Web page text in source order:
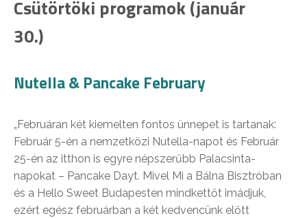
Csütörtöki programok (január
30.)
Nutella & Pancake February
„Februáran két kiemelten fontos ünnepet is tartanak:
Február 5-én a nemzetközi Nutella-napot és Február
25-én az itthon is egyre népszerűbb Palacsinta-
napokat – Pancake Dayt. Mivel Mi a Bálna Bisztróban
és a Hello Sweet Budapesten mindkettőt imádjuk,
ezért egész februárban a két kedvencünk előtt